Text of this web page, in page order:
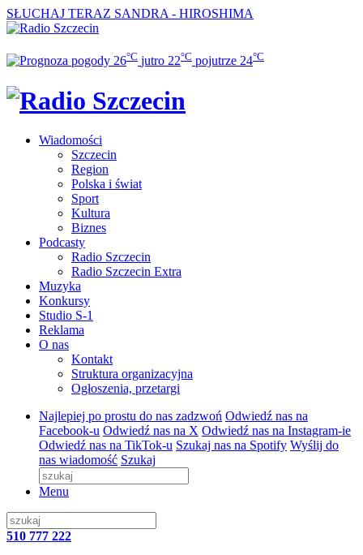
SŁUCHAJ TERAZ SANDRA - HIROSHIMA
26°C jutro 22°C pojutrze 24°C
Wiadomości
Szczecin
Region
Polska i świat
Sport
Kultura
Biznes
Podcasty
Radio Szczecin
Radio Szczecin Extra
Muzyka
Konkursy
Studio S-1
Reklama
O nas
Kontakt
Struktura organizacyjna
Ogłoszenia, przetargi
Najlepiej po prostu do nas zadzwoń Odwiedź nas na
Facebook-u Odwiedź nas na X Odwiedź nas na Instagram-ie
Odwiedź nas na TikTok-u Szukaj nas na Spotify Wyślij do
nas wiadomość Szukaj
Menu
510 777 222